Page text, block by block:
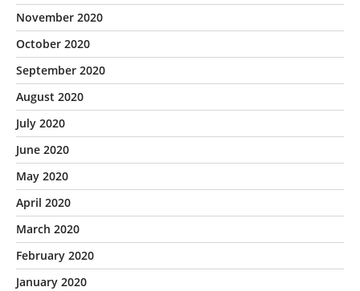
November 2020
October 2020
September 2020
August 2020
July 2020
June 2020
May 2020
April 2020
March 2020
February 2020
January 2020